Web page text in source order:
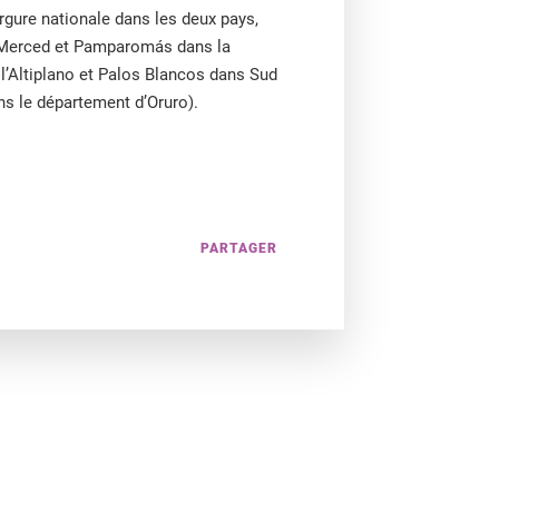
nationale dans les deux pays,
et Pamparomás dans la
et Palos Blancos dans Sud
le département d’Oruro).
PARTAGER